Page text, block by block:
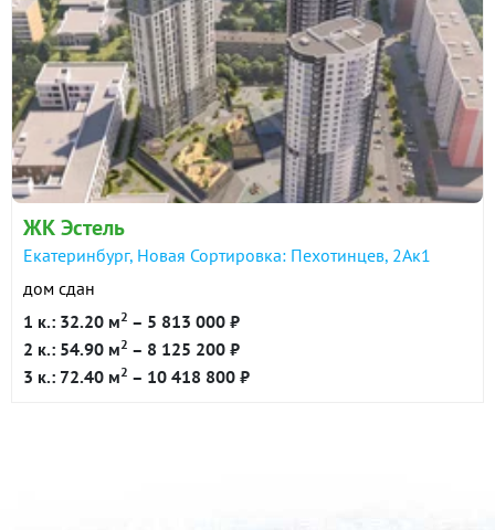
ЖК Эстель
Екатеринбург, Новая Сортировка: Пехотинцев, 2Ак1
дом сдан
1 к.: 32.20 м2 – 5 813 000 ₽
2 к.: 54.90 м2 – 8 125 200 ₽
3 к.: 72.40 м2 – 10 418 800 ₽